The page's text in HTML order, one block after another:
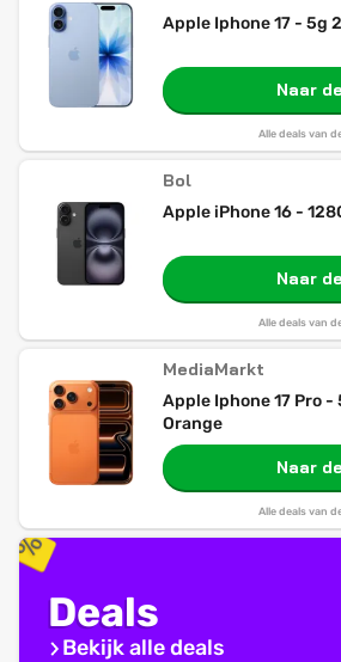
Apple Iphone 17 - 5g
Naar
Alle deals van
Bol
Apple iPhone 16 -
Naar
Alle deals van
MediaMarkt
Apple Iphone 17 Pro -
Orange
Naar
Alle deals van
Deals
Bekijk alle deals